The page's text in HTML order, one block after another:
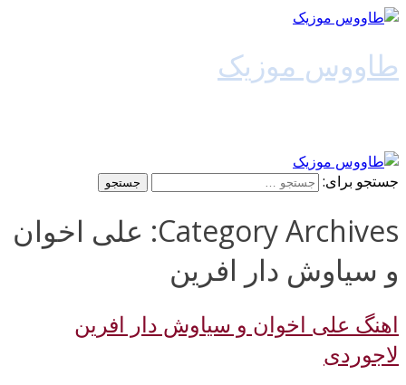
طاووس موزیک
جستجو برای:
Category Archives: علی اخوان
و سیاوش دار افرین
اهنگ علی اخوان و سیاوش دار افرین
لاجوردی